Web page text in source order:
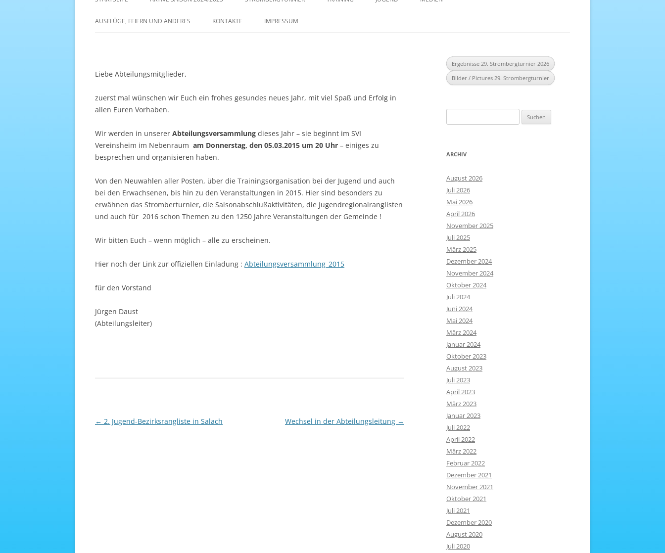
AKTIVE SAISON 2022/23
SAISON 2023 – MANNSCHAFTEN –
29. STROMBERGTURNIER 2026
25. STROMBERTURNIER 2022
AUSFLÜGE, FEIERN UND ANDERES KONTAKTE IMPRESSUM
Liebe Abteilungsmitglieder,
zuerst mal wünschen wir Euch ein frohes gesundes neues Jahr, mit viel Spaß und Erfolg in
allen Euren Vorhaben.
Wir werden in unserer Abteilungsversammlung dieses Jahr – sie beginnt im SVI
Vereinsheim im Nebenraum am Donnerstag, den 05.03.2015 um 20 Uhr – einiges zu
besprechen und organisieren haben.
Von den Neuwahlen aller Posten, über die Trainingsorganisation bei der Jugend und auch
bei den Erwachsenen, bis hin zu den Veranstaltungen in 2015. Hier sind besonders zu
erwähnen das Stromberturnier, die Saisonabschlußaktivitäten, die Jugendregionalranglisten
und auch für 2016 schon Themen zu den 1250 Jahre Veranstaltungen der Gemeinde !
Wir bitten Euch – wenn möglich – alle zu erscheinen.
Hier noch der Link zur offiziellen Einladung : Abteilungsversammlung_2015
für den Vorstand
Jürgen Daust
(Abteilungsleiter)
Beitragsnavigation
← 2. Jugend-Bezirksrangliste in Salach Wechsel in der Abteilungsleitung →
Ergebnisse 29. Strombergturnier 2026
Bilder / Pictures 29. Strombergturnier
nach:
ARCHIV
August 2026
Juli 2026
Mai 2026
April 2026
November 2025
Juli 2025
März 2025
Dezember 2024
November 2024
Oktober 2024
Juli 2024
Juni 2024
Mai 2024
März 2024
Januar 2024
Oktober 2023
August 2023
Juli 2023
April 2023
März 2023
Januar 2023
Juli 2022
April 2022
März 2022
Februar 2022
Dezember 2021
November 2021
Oktober 2021
Juli 2021
Dezember 2020
August 2020
Juli 2020